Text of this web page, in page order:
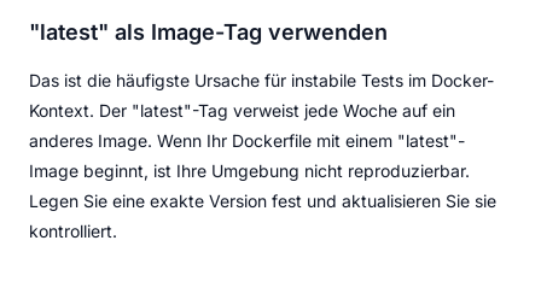
"latest" als Image-Tag verwenden
Das ist die häufigste Ursache für instabile Tests im Docker-
Kontext. Der "latest"-Tag verweist jede Woche auf ein
anderes Image. Wenn Ihr Dockerfile mit einem "latest"-
Image beginnt, ist Ihre Umgebung nicht reproduzierbar.
Legen Sie eine exakte Version fest und aktualisieren Sie sie
kontrolliert.